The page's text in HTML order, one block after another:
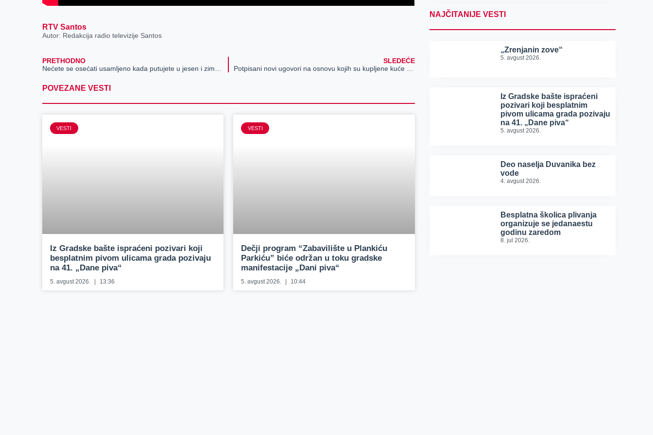
RTV Santos
Autor: Redakcija radio televizije Santos
PRETHODNO
SLEDEĆE
POVEZANE VESTI
VESTI
Iz Gradske bašte ispraćeni pozivari koji
besplatnim pivom ulicama grada pozivaju
na 41. „Dane piva“
5. avgust 2026. 13:36
VESTI
Dečji program “Zabavilište u Plankiću
Parkiću” biće održan u toku gradske
manifestacije „Dani piva“
5. avgust 2026. 10:44
NAJČITANIJE VESTI
„Zrenjanin zove“
5. avgust 2026.
Iz Gradske bašte ispraćeni
pozivari koji besplatnim
pivom ulicama grada pozivaju
na 41. „Dane piva“
5. avgust 2026.
Deo naselja Duvanika bez
vode
4. avgust 2026.
Besplatna školica plivanja
organizuje se jedanaestu
godinu zaredom
8. jul 2026.